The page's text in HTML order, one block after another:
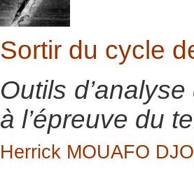
Sortir du cycle
Outils
à l’épreuve du
Herrick MOUAFO